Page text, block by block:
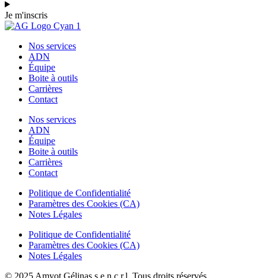
Je m'inscris
Nos services
ADN
Équipe
Boite à outils
Carrières
Contact
Nos services
ADN
Équipe
Boite à outils
Carrières
Contact
Politique de Confidentialité
Paramètres des Cookies (CA)
Notes Légales
Politique de Confidentialité
Paramètres des Cookies (CA)
Notes Légales
© 2025 Amyot Gélinas s.e.n.c.r.l. Tous droits réservés.